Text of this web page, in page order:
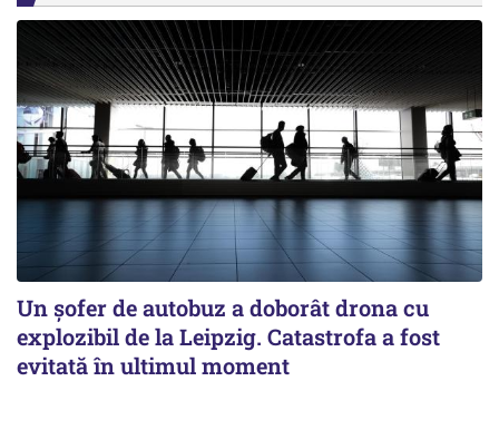
Un șofer de autobuz a doborât drona cu
explozibil de la Leipzig. Catastrofa a fost
evitată în ultimul moment